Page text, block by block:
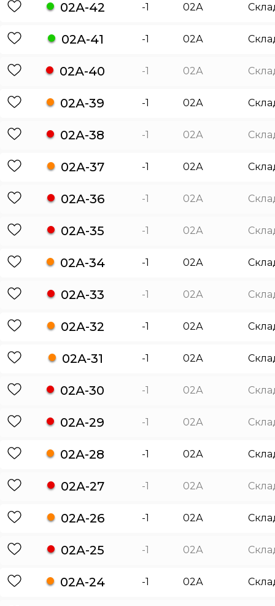
02А-42 -1 02А
02А-41 -1 02А
02А-40 -1 02А
02А-39 -1 02А
02А-38 -1 02А
02А-37 -1 02А
02А-36 -1 02А
02А-35 -1 02А
02А-34 -1 02А
02А-33 -1 02А
02А-32 -1 02А
02А-31 -1 02А
02А-30 -1 02А
02А-29 -1 02А
02А-28 -1 02А
02А-27 -1 02А
02А-26 -1 02А
02А-25 -1 02А
02А-24 -1 02А